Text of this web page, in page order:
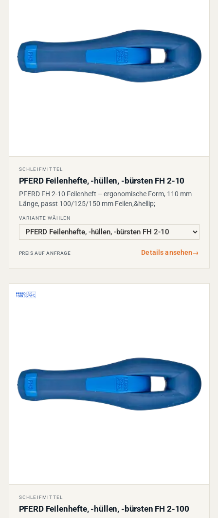
SCHLEIFMITTEL
PFERD Feilenhefte, -hüllen, -bürsten FH 2-10
PFERD FH 2-10 Feilenheft – ergonomische Form, 110 mm
Länge, passt 100/125/150 mm Feilen,&hellip;
VARIANTE WÄHLEN
PREIS AUF ANFRAGE Details ansehen→
SCHLEIFMITTEL
PFERD Feilenhefte, -hüllen, -bürsten FH 2-100